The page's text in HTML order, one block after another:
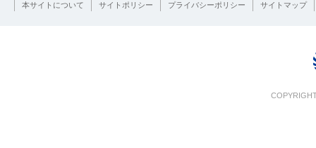
本サイトについて サイトポリシー プライバシーポリシー サイトマップ